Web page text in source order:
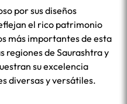
por sus diseños
el rico patrimonio
más importantes de esta
regiones de Saurashtra y
su excelencia
diversas y versátiles.